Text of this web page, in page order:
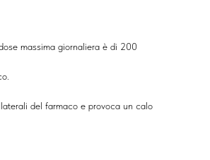
massima giornaliera è di 200
del farmaco e provoca un calo